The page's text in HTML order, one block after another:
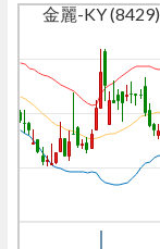
金麗-KY (8429)